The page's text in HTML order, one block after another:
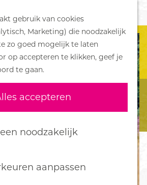
gebruik van cookies
Marketing) die noodzakelijk
zo goed mogelijk te laten
op accepteren te klikken, geef je
te gaan.
accepteren
noodzakelijk
aanpassen